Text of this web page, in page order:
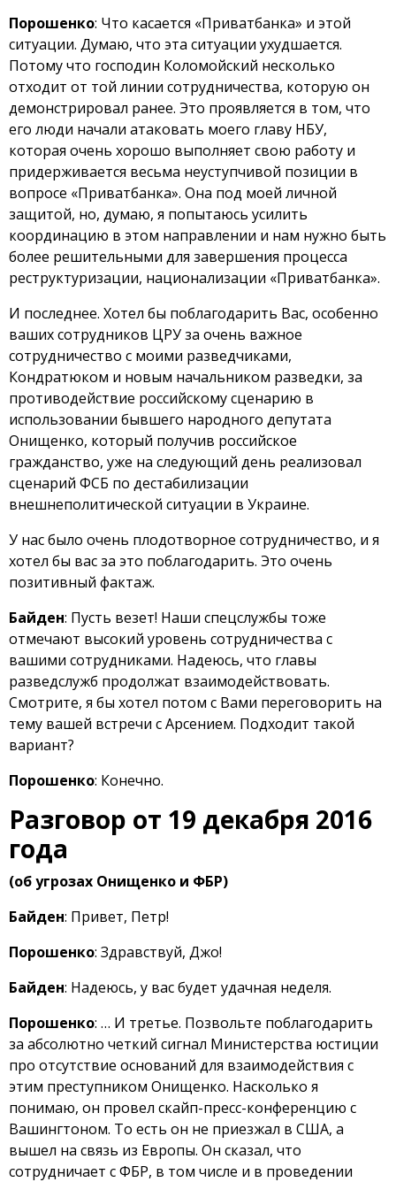
Порошенко: Что касается «Приватбанка» и этой
ситуации. Думаю, что эта ситуации ухудшается.
Потому что господин Коломойский несколько
отходит от той линии сотрудничества, которую он
демонстрировал ранее. Это проявляется в том, что
его люди начали атаковать моего главу НБУ,
которая очень хорошо выполняет свою работу и
придерживается весьма неуступчивой позиции в
вопросе «Приватбанка». Она под моей личной
защитой, но, думаю, я попытаюсь усилить
координацию в этом направлении и нам нужно быть
более решительными для завершения процесса
реструктуризации, национализации «Приватбанка».
И последнее. Хотел бы поблагодарить Вас, особенно
ваших сотрудников ЦРУ за очень важное
сотрудничество с моими разведчиками,
Кондратюком и новым начальником разведки, за
противодействие российскому сценарию в
использовании бывшего народного депутата
Онищенко, который получив российское
гражданство, уже на следующий день реализовал
сценарий ФСБ по дестабилизации
внешнеполитической ситуации в Украине.
У нас было очень плодотворное сотрудничество, и я
хотел бы вас за это поблагодарить. Это очень
позитивный фактаж.
Байден: Пусть везет! Наши спецслужбы тоже
отмечают высокий уровень сотрудничества с
вашими сотрудниками. Надеюсь, что главы
разведслужб продолжат взаимодействовать.
Смотрите, я бы хотел потом с Вами переговорить на
тему вашей встречи с Арсением. Подходит такой
вариант?
Порошенко: Конечно.
Разговор от 19 декабря 2016
года
(об угрозах Онищенко и ФБР)
Байден: Привет, Петр!
Порошенко: Здравствуй, Джо!
Байден: Надеюсь, у вас будет удачная неделя.
Порошенко: … И третье. Позвольте поблагодарить
за абсолютно четкий сигнал Министерства юстиции
про отсутствие оснований для взаимодействия с
этим преступником Онищенко. Насколько я
понимаю, он провел скайп-пресс-конференцию с
Вашингтоном. То есть он не приезжал в США, а
вышел на связь из Европы. Он сказал, что
сотрудничает с ФБР, в том числе и в проведении